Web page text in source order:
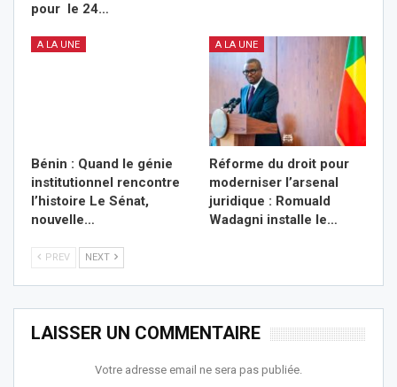
pour le 24…
A LA UNE
Bénin : Quand le génie
institutionnel rencontre
l’histoire Le Sénat,
nouvelle…
A LA UNE
Réforme du droit pour
moderniser l’arsenal
juridique : Romuald
Wadagni installe le…
PREV NEXT
LAISSER UN COMMENTAIRE
Votre adresse email ne sera pas publiée.